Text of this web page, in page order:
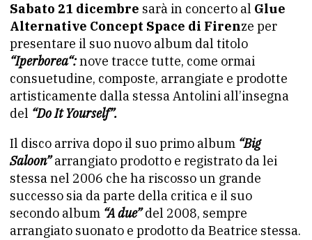
Sabato 21 dicembre sarà in concerto al Glue
Alternative Concept Space di Firenze per
presentare il suo nuovo album dal titolo
“Iperborea“:nove tracce tutte, come ormai
consuetudine, composte, arrangiate e prodotte
artisticamente dalla stessa Antolini all’insegna
del “Do It Yourself”.
Il disco arriva dopo il suo primo album “Big
Saloon” arrangiato prodotto e registrato da lei
stessa nel 2006 che ha riscosso un grande
successo sia da parte della critica e il suo
secondo album “A due” del 2008, sempre
arrangiato suonato e prodotto da Beatrice stessa.